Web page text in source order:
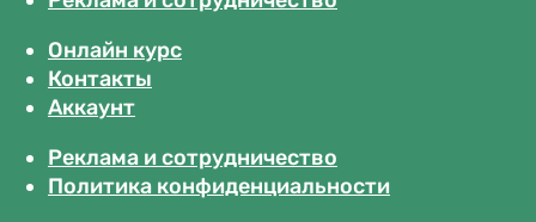
Онлайн курс
Контакты
Аккаунт
Реклама и сотрудничество
Политика конфиденциальности